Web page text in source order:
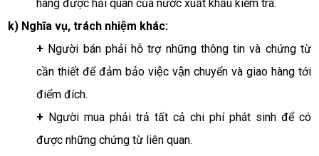
hàng được hải quan của nước xuất khẩu kiểm tra.
k) Nghĩa vụ, trách nhiệm khác:
+ Người bán phải hỗ trợ những thông tin và chứng từ
cần thiết để đảm bảo việc vận chuyển và giao hàng tới
điểm đích.
+ Người mua phải trả tất cả chi phí phát sinh để có
được những chứng từ liên quan.